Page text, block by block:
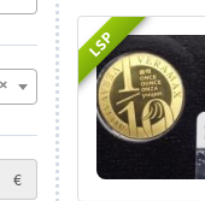
€
LSP